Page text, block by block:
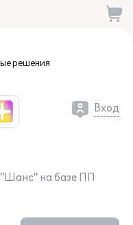
решения
Вход
на базе ПП